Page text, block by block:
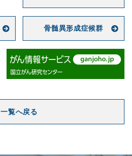
骨髄異形成症候群
一覧へ戻る